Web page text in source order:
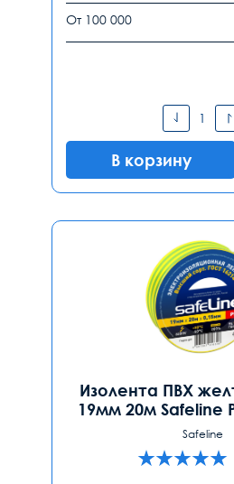
От 100 000
В корзину
Изолента ПВХ
19мм 20м Safeline
Safeline